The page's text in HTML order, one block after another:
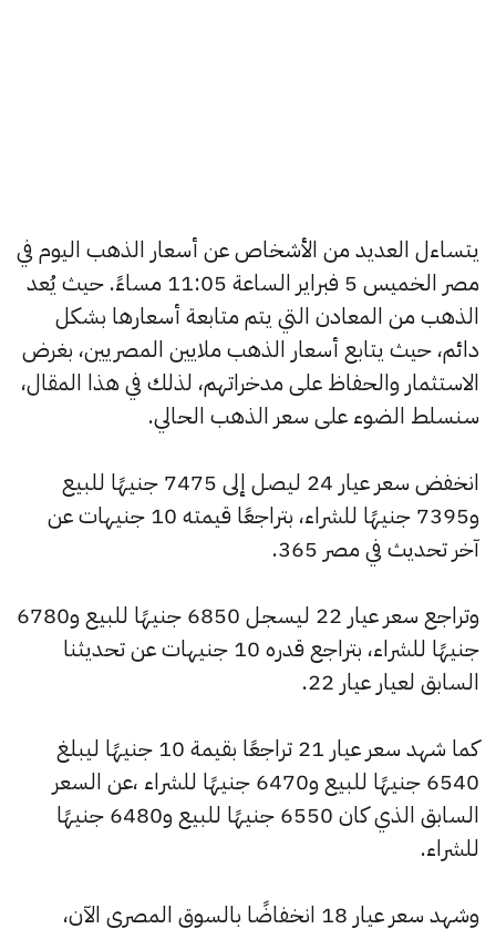
يتساءل العديد من الأشخاص عن أسعار الذهب اليوم في
مصر الخميس 5 فبراير الساعة 11:05 مساءً. حيث يُعد
الذهب من المعادن التي يتم متابعة أسعارها بشكل
دائم، حيث يتابع أسعار الذهب ملايين المصريين، بغرض
الاستثمار والحفاظ على مدخراتهم، لذلك في هذا المقال،
سنسلط الضوء على سعر الذهب الحالي.
انخفض سعر عيار 24 ليصل إلى 7475 جنيهًا للبيع
و7395 جنيهًا للشراء، بتراجعًا قيمته 10 جنيهات عن
آخر تحديث في مصر 365.
وتراجع سعر عيار 22 ليسجل 6850 جنيهًا للبيع و6780
جنيهًا للشراء، بتراجع قدره 10 جنيهات عن تحديثنا
السابق لعيار عيار 22.
كما شهد سعر عيار 21 تراجعًا بقيمة 10 جنيهًا ليبلغ
6540 جنيهًا للبيع و6470 جنيهًا للشراء ،عن السعر
السابق الذي كان 6550 جنيهًا للبيع و6480 جنيهًا
للشراء.
وشهد سعر عيار 18 انخفاضًا بالسوق المصري الآن،